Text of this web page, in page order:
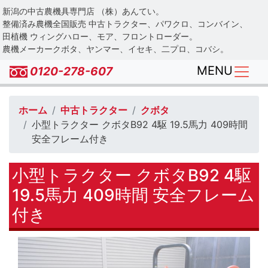
Skip
to
main
content
新潟の中古農機具専門店 （株）あんてい。
整備済み農機全国販売 中古トラクター、パワクロ、コンバイン、
田植機 ウィングハロー、モア、フロントローダー。
農機メーカークボタ、ヤンマー、イセキ、二プロ、コバシ。
0120-278-607 MENU
ホーム 中古トラクター
クボタ
小型トラクター クボタB92 4駆 19.5馬力 409時間
安全フレーム付き
小型トラクター クボタB92 4駆
19.5馬力 409時間 安全フレーム
付き